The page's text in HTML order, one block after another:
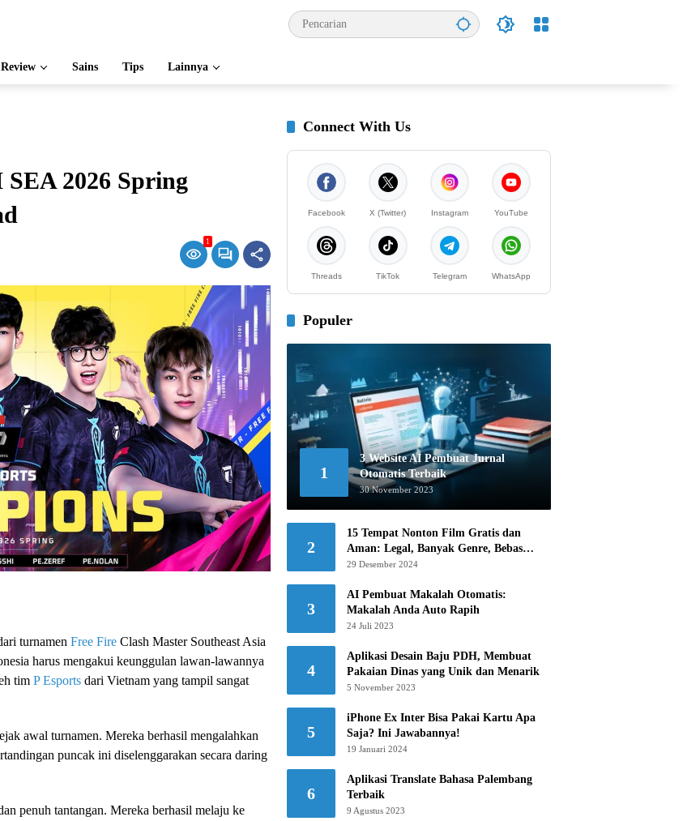
Review Sains Tips Lainnya
2026 Spring
1
turnamen Free Fire Clash Master Southeast Asia
harus mengakui keunggulan lawan-lawannya
tim P Esports dari Vietnam yang tampil sangat
awal turnamen. Mereka berhasil mengalahkan
puncak ini diselenggarakan secara daring
penuh tantangan. Mereka berhasil melaju ke
Connect With Us
Facebook X (Twitter) Instagram YouTube
Threads TikTok Telegram WhatsApp
Populer
1
3 Website AI Pembuat Jurnal
Otomatis Terbaik
30 November 2023
2
15 Tempat Nonton Film Gratis dan
Aman: Legal, Banyak Genre, Bebas
Khawatir!
29 Desember 2024
3
AI Pembuat Makalah Otomatis:
Makalah Anda Auto Rapih
24 Juli 2023
4
Aplikasi Desain Baju PDH, Membuat
Pakaian Dinas yang Unik dan Menarik
5 November 2023
5
iPhone Ex Inter Bisa Pakai Kartu Apa
Saja? Ini Jawabannya!
19 Januari 2024
6
Aplikasi Translate Bahasa Palembang
Terbaik
9 Agustus 2023